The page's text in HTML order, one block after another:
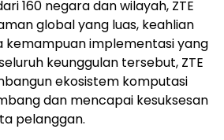
160 negara dan wilayah, ZTE
global yang luas, keahlian
kemampuan implementasi yang
keunggulan tersebut, ZTE
ekosistem komputasi
dan mencapai kesuksesan
pelanggan.